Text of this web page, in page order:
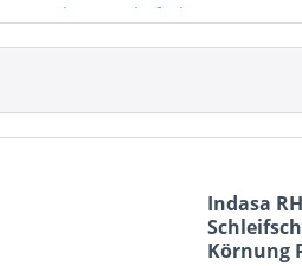
Ab Lager lieferbar
Indasa
Körnung